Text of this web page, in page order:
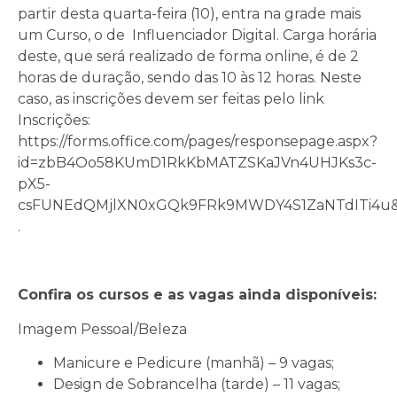
partir desta quarta-feira (10), entra na grade mais
um Curso, o de Influenciador Digital. Carga horária
deste, que será realizado de forma online, é de 2
horas de duração, sendo das 10 às 12 horas. Neste
caso, as inscrições devem ser feitas pelo link
Inscrições:
https://forms.office.com/pages/responsepage.aspx?
id=zbB4Oo58KUmD1RkKbMATZSKaJVn4UHJKs3c-
pX5-
.
Confira os cursos e as vagas ainda disponíveis:
Imagem Pessoal/Beleza
Manicure e Pedicure (manhã) – 9 vagas;
Design de Sobrancelha (tarde) – 11 vagas;